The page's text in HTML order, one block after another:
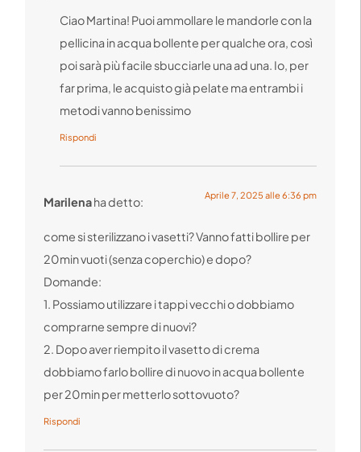
Ciao Martina! Puoi ammollare le mandorle con la
pellicina in acqua bollente per qualche ora, così
poi sarà più facile sbucciarle una ad una. Io, per
far prima, le acquisto già pelate ma entrambi i
metodi vanno benissimo
Rispondi
Marilenaha detto: Aprile 7, 2025 alle 6:36 pm
come si sterilizzano i vasetti? Vanno fatti bollire per
20min vuoti (senza coperchio) e dopo?
Domande:
1. Possiamo utilizzare i tappi vecchi o dobbiamo
comprarne sempre di nuovi?
2. Dopo aver riempito il vasetto di crema
dobbiamo farlo bollire di nuovo in acqua bollente
per 20min per metterlo sottovuoto?
Rispondi